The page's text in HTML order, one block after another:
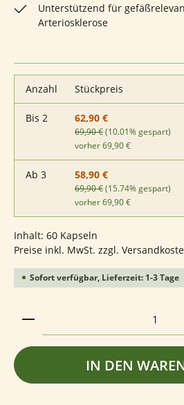
Unterstützend für
Arteriosklerose
Anzahl Stückpreis
Bis 2 62,90 €
69,90 €(10.01% gespart)
vorher 69,90 €
Ab 3 58,90 €
69,90 €(15.74% gespart)
vorher 69,90 €
Inhalt: 60 Kapseln
Preise inkl. MwSt. zzgl.
Sofort verfügbar, Lieferzeit: 1-3 Tage
Produkt Anzahl: Gib den
IN DEN